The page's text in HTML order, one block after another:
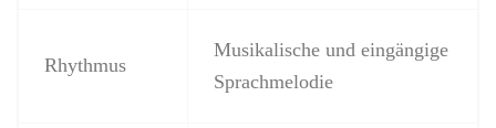
Rhythmus
Musikalische und eingängige
Sprachmelodie